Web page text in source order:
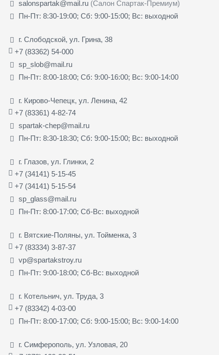
salonspartak@mail.ru (Салон Спартак-Премиум)
Пн-Пт: 8:30-19:00; Сб: 9:00-15:00; Вс: выходной
г. Слободской, ул. Грина, 38
+7 (83362) 54-000
sp_slob@mail.ru
Пн-Пт: 8:00-18:00; Сб: 9:00-16:00; Вс: 9:00-14:00
г. Кирово-Чепецк, ул. Ленина, 42
+7 (83361) 4-82-74
spartak-chep@mail.ru
Пн-Пт: 8:30-18:30; Сб: 9:00-15:00; Вс: выходной
г. Глазов, ул. Глинки, 2
+7 (34141) 5-15-45
+7 (34141) 5-15-54
sp_glass@mail.ru
Пн-Пт: 8:00-17:00; Сб-Вс: выходной
г. Вятские-Поляны, ул. Тойменка, 3
+7 (83334) 3-87-37
vp@spartakstroy.ru
Пн-Пт: 9:00-18:00; Сб-Вс: выходной
г. Котельнич, ул. Труда, 3
+7 (83342) 4-03-00
Пн-Пт: 8:00-17:00; Сб: 9:00-15:00; Вс: 9:00-14:00
г. Симферополь, ул. Узловая, 20